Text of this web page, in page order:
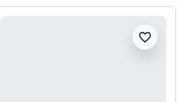
favorite_border